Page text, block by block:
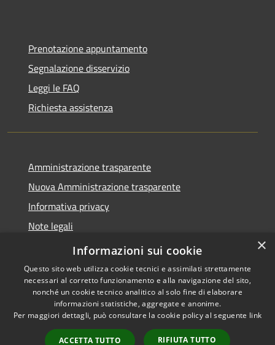
Prenotazione appuntamento
Segnalazione disservizio
Leggi le FAQ
Richiesta assistenza
Amministrazione trasparente
Nuova Amministrazione trasparente
Informativa privacy
Note legali
Dichiarazione di accessibilità
Accessibilità
Copyright © 2026 • Comune di
Danta di Cadore • Powered by
Municipium•
Accesso
×
Informazioni sui cookie
Questo sito web utilizza cookie tecnici e assimilati strettamente
necessari al corretto funzionamento e alla navigazione del sito,
nonché un cookie tecnico analitico al solo fine di elaborare
informazioni statistiche, aggregate e anonime.
Per maggiori dettagli, può consultare la cookie policy al seguente link
ACCETTA TUTTO RIFIUTA TUTTO